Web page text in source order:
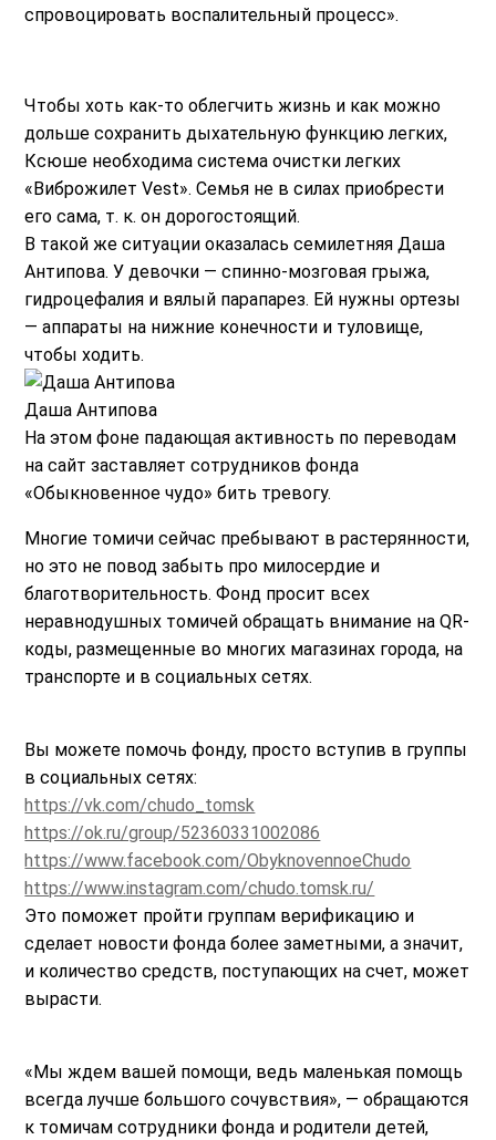
спровоцировать воспалительный процесс».
Чтобы хоть как-то облегчить жизнь и как можно
дольше сохранить дыхательную функцию легких,
Ксюше необходима система очистки легких
«Виброжилет Vest». Семья не в силах приобрести
его сама, т. к. он дорогостоящий.
В такой же ситуации оказалась семилетняя Даша
Антипова. У девочки — спинно-мозговая грыжа,
гидроцефалия и вялый парапарез. Ей нужны ортезы
— аппараты на нижние конечности и туловище,
чтобы ходить.
Даша Антипова
На этом фоне падающая активность по переводам
на сайт заставляет сотрудников фонда
«Обыкновенное чудо» бить тревогу.
Многие томичи сейчас пребывают в растерянности,
но это не повод забыть про милосердие и
благотворительность. Фонд просит всех
неравнодушных томичей обращать внимание на QR-
коды, размещенные во многих магазинах города, на
транспорте и в социальных сетях.
Вы можете помочь фонду, просто вступив в группы
в социальных сетях:
https://vk.com/chudo_tomsk
https://ok.ru/group/52360331002086
https://www.facebook.com/ObyknovennoeChudo
https://www.instagram.com/chudo.tomsk.ru/
Это поможет пройти группам верификацию и
сделает новости фонда более заметными, а значит,
и количество средств, поступающих на счет, может
вырасти.
«Мы ждем вашей помощи, ведь маленькая помощь
всегда лучше большого сочувствия», — обращаются
к томичам сотрудники фонда и родители детей,